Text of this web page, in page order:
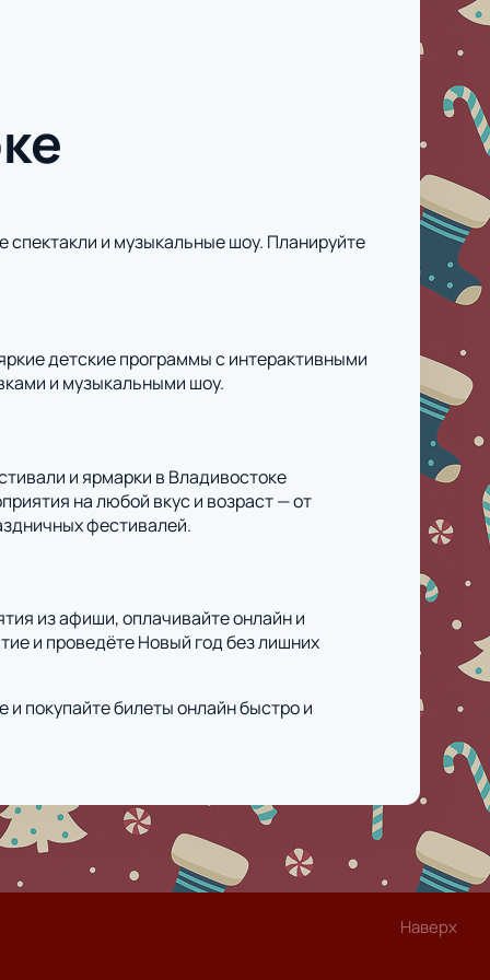
и музыкальные шоу. Планируйте
детские программы с интерактивными
и музыкальными шоу.
и ярмарки в Владивостоке
на любой вкус и возраст — от
фестивалей.
из афиши, оплачивайте онлайн и
и проведёте Новый год без лишних
покупайте билеты онлайн быстро и
Наверх